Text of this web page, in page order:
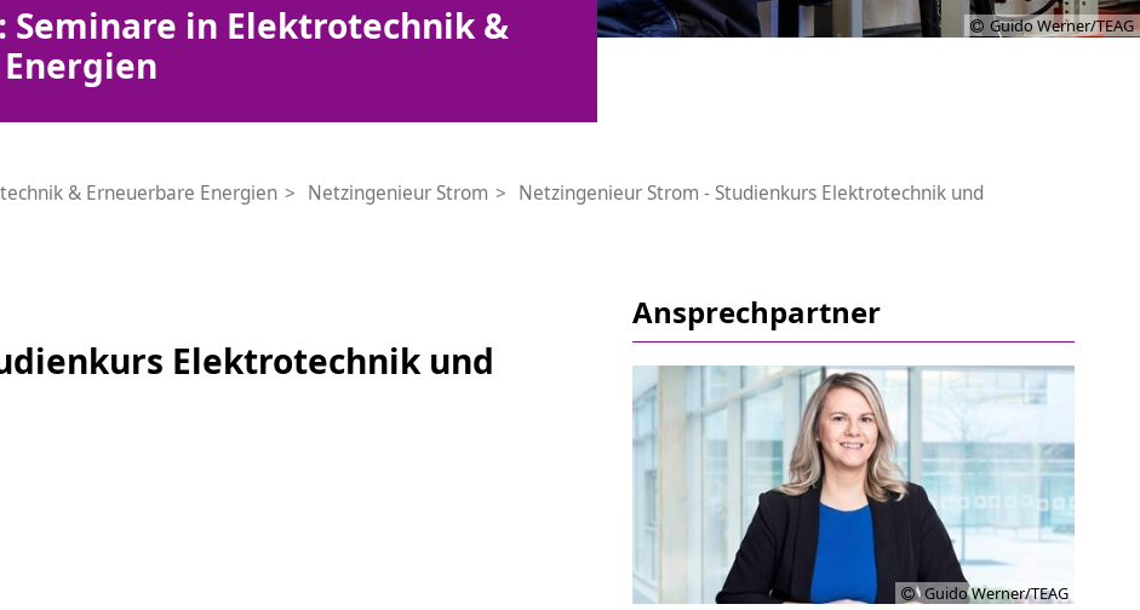
Guido Werner/TEAG
Seminare in Elektrotechnik &
& Erneuerbare Energien Netzingenieur Strom
Netzingenieur Strom - Studienkurs Elektrotechnik und
Elektrotechnik und
Ansprechpartner
Guido Werner/TEAG